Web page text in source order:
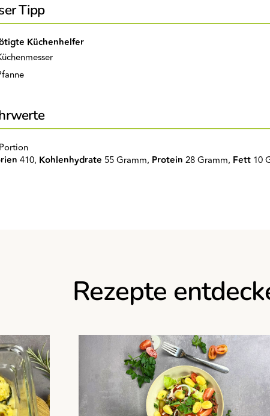
Tipp
Küchenhelfer
Portion
410, Kohlenhydrate 55 Gramm, Protein 28 Gramm, Fett 10
Rezepte